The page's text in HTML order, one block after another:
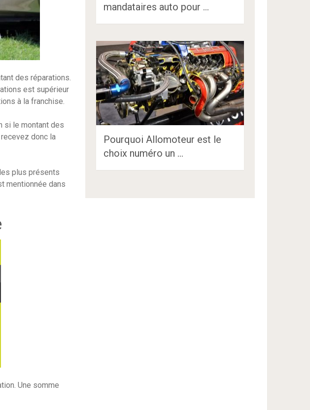
des réparations.
est supérieur
à la franchise.
si le montant des
donc la
plus présents
mentionnée dans
Une somme
mandataires auto pour …
Pourquoi Allomoteur est le
choix numéro un …